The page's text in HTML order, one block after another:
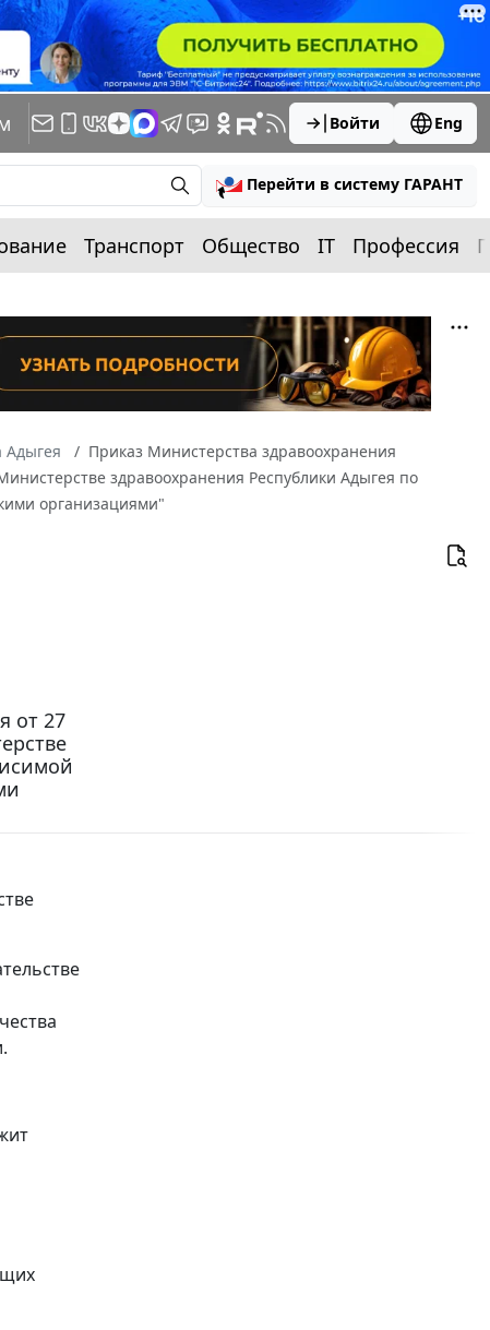
Войти Eng
Перейти в систему ГАРАНТ
Транспорт Общество IT Профессия
Адыгея
Приказ Министерства здравоохранения
здравоохранения Республики Адыгея по
организациями"
от 27